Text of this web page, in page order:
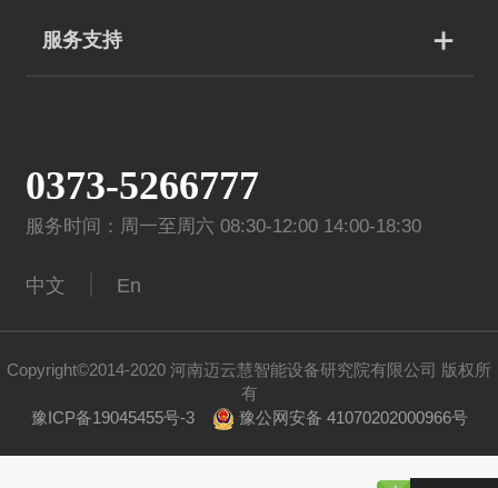
服务支持
0373-5266777
服务时间：周一至周六 08:30-12:00 14:00-18:30
中文 En
Copyright©2014-2020 河南迈云慧智能设备研究院有限公司 版权所
有
豫ICP备19045455号-3
豫公网安备 41070202000966号